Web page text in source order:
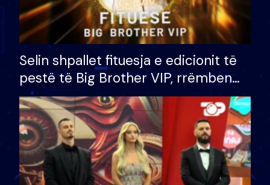
Selin shpallet fituesja e edicionit të
pestë të Big Brother VIP, rrëmben
çmimin e madh prej 100 mijë eurosh